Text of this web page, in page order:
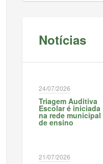
Notícias
24/07/2026
Triagem Auditiva
Escolar é iniciada
na rede municipal
de ensino
21/07/2026